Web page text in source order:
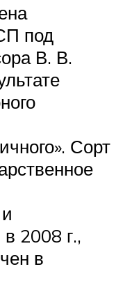
под
В. В.
Сорт
2008 г.,
в